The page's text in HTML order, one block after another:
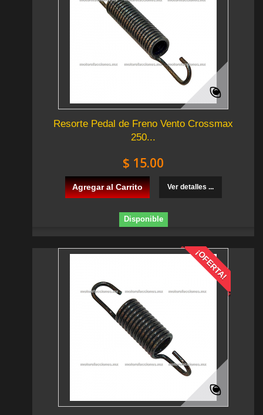
Resorte Pedal de Freno Vento Crossmax
250...
$ 15.00
Agregar al Carrito Ver detalles ...
Disponible
¡OFERTA!